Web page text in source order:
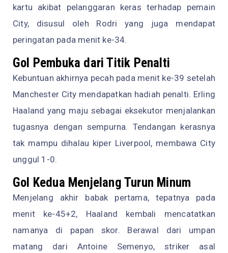
kartu akibat pelanggaran keras terhadap pemain
City, disusul oleh Rodri yang juga mendapat
peringatan pada menit ke-34.
Gol Pembuka dari Titik Penalti
Kebuntuan akhirnya pecah pada menit ke-39 setelah
Manchester City mendapatkan hadiah penalti. Erling
Haaland yang maju sebagai eksekutor menjalankan
tugasnya dengan sempurna. Tendangan kerasnya
tak mampu dihalau kiper Liverpool, membawa City
unggul 1-0.
Gol Kedua Menjelang Turun Minum
Menjelang akhir babak pertama, tepatnya pada
menit ke-45+2, Haaland kembali mencatatkan
namanya di papan skor. Berawal dari umpan
matang dari Antoine Semenyo, striker asal